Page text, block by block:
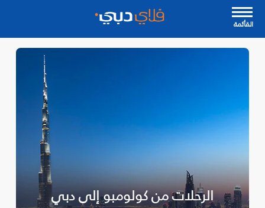
القأئمة
الرحلات من كولومبو إلى دبي